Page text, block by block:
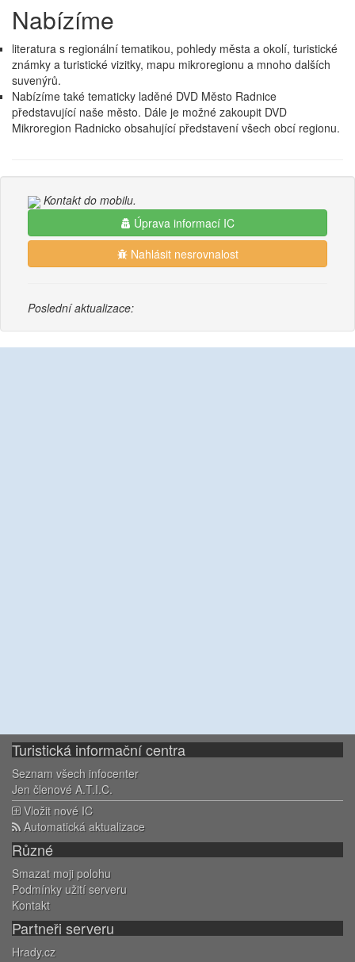
Nabízíme
literatura s regionální tematikou, pohledy města a okolí, turistické
známky a turistické vizitky, mapu mikroregionu a mnoho dalších
suvenýrů.
Nabízíme také tematicky laděné DVD Město Radnice
představující naše město. Dále je možné zakoupit DVD
Mikroregion Radnicko obsahující představení všech obcí regionu.
Kontakt do mobilu.
Úprava informací IC
Nahlásit nesrovnalost
Poslední aktualizace:
Turistická informační centra
Seznam všech infocenter
Jen členové A.T.I.C.
Vložit nové IC
Automatická aktualizace
Různé
Smazat moji polohu
Podmínky užití serveru
Kontakt
Partneři serveru
Hrady.cz